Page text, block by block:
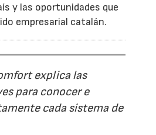
y las oportunidades que
empresarial catalán.
explica las
para conocer e
cada sistema de